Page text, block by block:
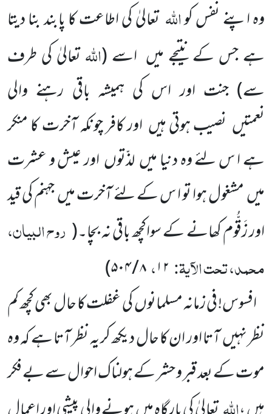
وہ اپنے نفس کواللہتعالیٰ کی اطاعت کا پابند بنا دیتا
ہے جس کے نتیجے میں اسے(اللہتعالیٰ کی طرف
سے)جنت اور اس کی ہمیشہ باقی رہنے والی
نعمتیں نصیب ہوتی ہیں اور کافر چونکہ آخرت کا منکر
ہے ا س لئے وہ دنیا میں لذّتوں اور عیش و عشرت
میں مشغول ہوا تو ا س کے لئے آخرت میں جہنم کی قید
اور زَقُّوم کھانے کے سواکچھ باقی نہ بچا۔( روح البیان،
محمد، تحت الآیۃ: ۱۲،۸ / ۵۰۴
)
افسوس! فی زمانہ مسلمانوں کی غفلت کا حال بھی کچھ کم
نظر نہیں آتا اور ان کا حال دیکھ کر یہ نظر آتا ہے کہ وہ
موت کے بعد قبر و حشر کے ہولناک احوال سے بے فکر